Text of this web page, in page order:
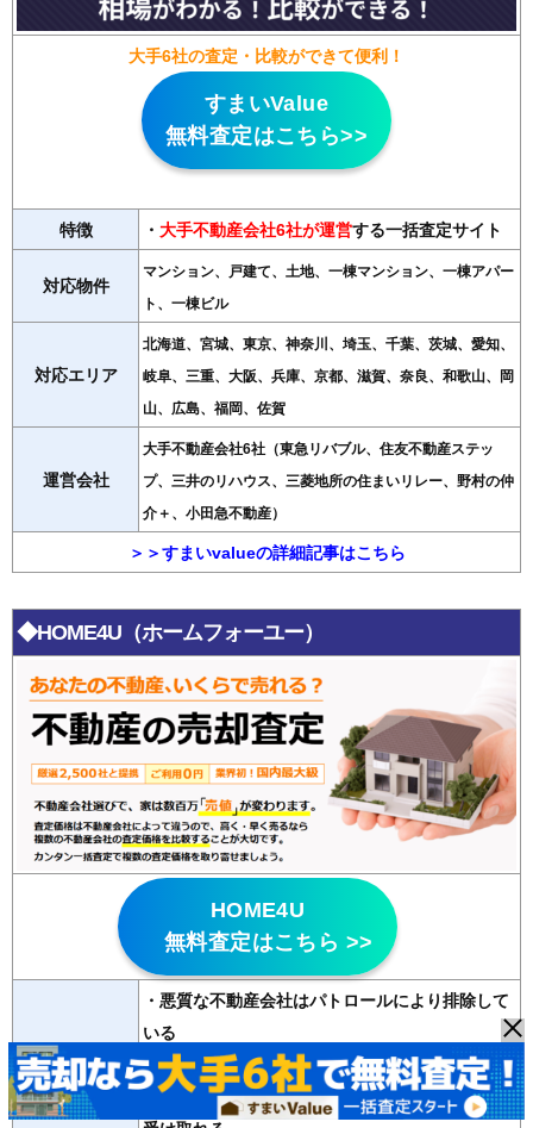
大手6社の査定・比較ができて便利！
すまいValue
無料査定はこちら>>
特徴 ・ 大手不動産会社6社が運営する一括査定サイト
対応物件
マンション、戸建て、土地、一棟マンション、一棟アパー
ト、一棟ビル
対応エリア
北海道、宮城、東京、神奈川、埼玉、千葉、茨城、愛知、
岐阜、三重、大阪、兵庫、京都、滋賀、奈良、和歌山、岡
山、広島、福岡、佐賀
運営会社
大手不動産会社6社（東急リバブル、住友不動産ステッ
プ、三井のリハウス、三菱地所の住まいリレー、野村の仲
介＋、小田急不動産）
＞＞すまいvalueの詳細記事はこちら
◆HOME4U（ホームフォーユー）
HOME4U
無料査定はこちら >>
特徴
・悪質な不動産会社はパトロールにより排除して
いる
・20年以上の運営歴があり信頼性が高い
・2500社の登録会社から最大6社の査定が無料で